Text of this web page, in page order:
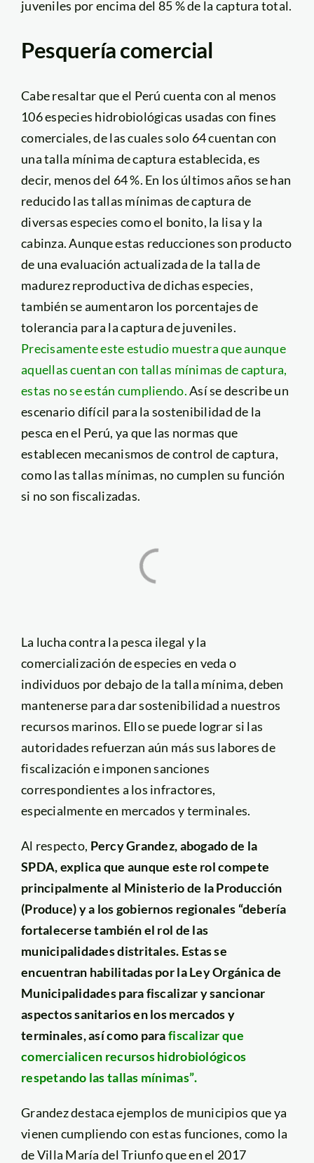
juveniles por encima del 85 % de la captura total.
Pesquería comercial
Cabe resaltar que el Perú cuenta con al menos
106 especies hidrobiológicas usadas con fines
comerciales, de las cuales solo 64 cuentan con
una talla mínima de captura establecida, es
decir, menos del 64 %. En los últimos años se han
reducido las tallas mínimas de captura de
diversas especies como el bonito, la lisa y la
cabinza. Aunque estas reducciones son producto
de una evaluación actualizada de la talla de
madurez reproductiva de dichas especies,
también se aumentaron los porcentajes de
tolerancia para la captura de juveniles.
Precisamente este estudio muestra que aunque
aquellas cuentan con tallas mínimas de captura,
estas no se están cumpliendo.Así se describe un
escenario difícil para la sostenibilidad de la
pesca en el Perú, ya que las normas que
establecen mecanismos de control de captura,
como las tallas mínimas, no cumplen su función
si no son fiscalizadas.
La lucha contra la pesca ilegal y la
comercialización de especies en veda o
individuos por debajo de la talla mínima, deben
mantenerse para dar sostenibilidad a nuestros
recursos marinos. Ello se puede lograr si las
autoridades refuerzan aún más sus labores de
fiscalización e imponen sanciones
correspondientes a los infractores,
especialmente en mercados y terminales.
Al respecto, Percy Grandez, abogado de la
SPDA, explica que aunque este rol compete
principalmente al Ministerio de la Producción
(Produce) y a los gobiernos regionales “debería
fortalecerse también el rol de las
municipalidades distritales. Estas se
encuentran habilitadas por la Ley Orgánica de
Municipalidades para fiscalizar y sancionar
aspectos sanitarios en los mercados y
terminales, así como parafiscalizar que
comercialicen recursos hidrobiológicos
respetando las tallas mínimas”.
Grandez destaca ejemplos de municipios que ya
vienen cumpliendo con estas funciones, como la
de Villa María del Triunfo que en el 2017